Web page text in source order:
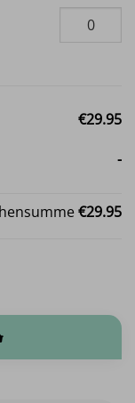
€29.95
-
€29.95